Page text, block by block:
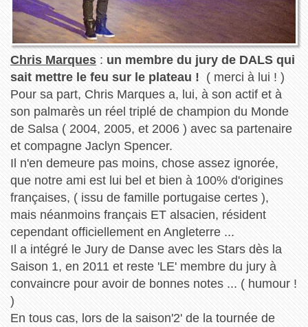
Chris Marques: un membre du jury de DALS qui
sait mettre le feu sur le plateau ! ( merci à lui ! )
Pour sa part, Chris Marques a, lui, à son actif et à
son palmarès un réel triplé de champion du Monde
de Salsa ( 2004, 2005, et 2006 ) avec sa partenaire
et compagne Jaclyn Spencer.
Il n'en demeure pas moins, chose assez ignorée,
que notre ami est lui bel et bien à 100% d'origines
françaises, ( issu de famille portugaise certes ),
mais néanmoins français ET alsacien, résident
cependant officiellement en Angleterre ...
Il a intégré le Jury de Danse avec les Stars dès la
Saison 1, en 2011 et reste 'LE' membre du jury à
convaincre pour avoir de bonnes notes ... ( humour !
)
En tous cas, lors de la saison'2' de la tournée de